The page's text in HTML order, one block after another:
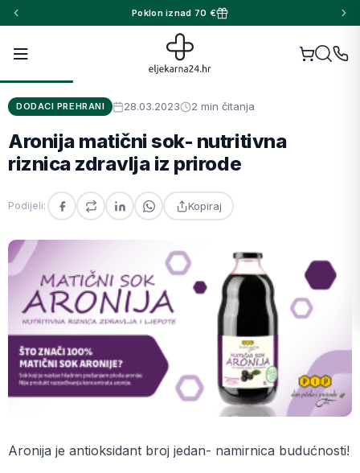
Poklon iznad 70 €
DODACI PREHRANI 28.03.2023 2 min čitanja
Aronija matični sok- nutritivna
riznica zdravlja iz prirode
Podijeli: Kopiraj
Aronija je antioksidant broj jedan- namirnica budućnosti!